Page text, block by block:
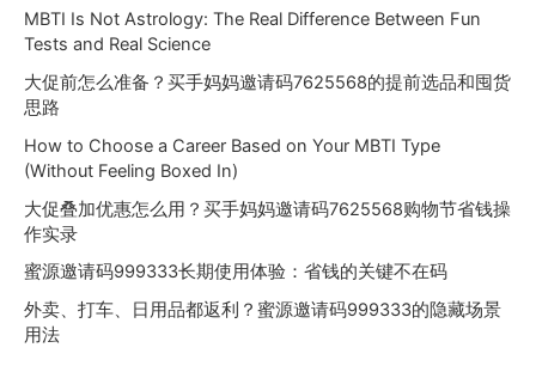
MBTI Is Not Astrology: The Real Difference Between Fun
Tests and Real Science
大促前怎么准备？买手妈妈邀请码7625568的提前选品和囤货
思路
How to Choose a Career Based on Your MBTI Type
(Without Feeling Boxed In)
大促叠加优惠怎么用？买手妈妈邀请码7625568购物节省钱操
作实录
蜜源邀请码999333长期使用体验：省钱的关键不在码
外卖、打车、日用品都返利？蜜源邀请码999333的隐藏场景
用法